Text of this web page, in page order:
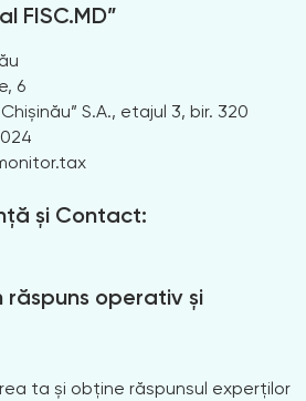
FISC.MD”
6
S.A., etajul 3, bir. 320
și Contact:
răspuns operativ și
ta și obține răspunsul experților